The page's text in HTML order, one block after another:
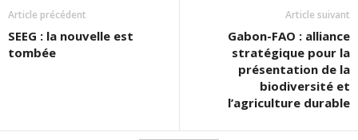
Article précédent
SEEG : la nouvelle est
tombée
Article suivant
Gabon-FAO : alliance
stratégique pour la
présentation de la
biodiversité et
l’agriculture durable